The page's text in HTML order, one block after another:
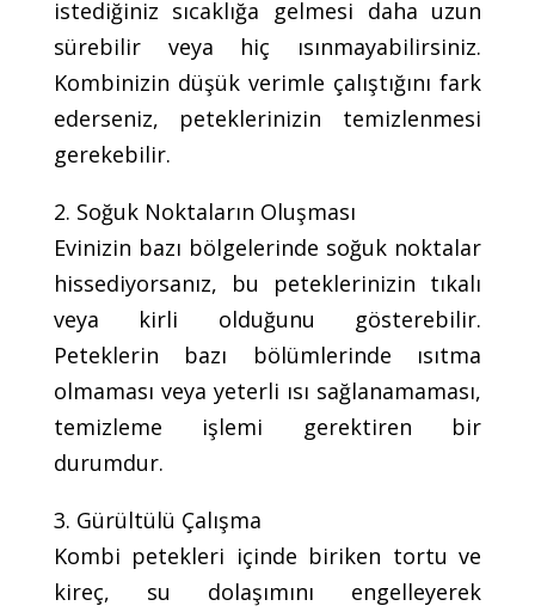
istediğiniz sıcaklığa gelmesi daha uzun
sürebilir veya hiç ısınmayabilirsiniz.
Kombinizin düşük verimle çalıştığını fark
ederseniz, peteklerinizin temizlenmesi
gerekebilir.
2. Soğuk Noktaların Oluşması
Evinizin bazı bölgelerinde soğuk noktalar
hissediyorsanız, bu peteklerinizin tıkalı
veya kirli olduğunu gösterebilir.
Peteklerin bazı bölümlerinde ısıtma
olmaması veya yeterli ısı sağlanamaması,
temizleme işlemi gerektiren bir
durumdur.
3. Gürültülü Çalışma
Kombi petekleri içinde biriken tortu ve
kireç, su dolaşımını engelleyerek